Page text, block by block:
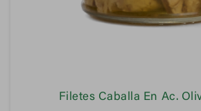
Filetes Caballa En Ac.